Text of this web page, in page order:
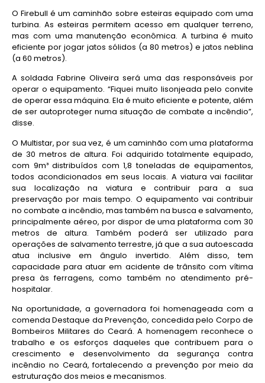
O Firebull é um caminhão sobre esteiras equipado com uma
turbina. As esteiras permitem acesso em qualquer terreno,
mas com uma manutenção econômica. A turbina é muito
eficiente por jogar jatos sólidos (a 80 metros) e jatos neblina
(a 60 metros).
A soldada Fabrine Oliveira será uma das responsáveis por
operar o equipamento. “Fiquei muito lisonjeada pelo convite
de operar essa máquina. Ela é muito eficiente e potente, além
de ser autoproteger numa situação de combate a incêndio”,
disse.
O Multistar, por sua vez, é um caminhão com uma plataforma
de 30 metros de altura. Foi adquirido totalmente equipado,
com 9m³ distribuídos com 1,8 toneladas de equipamentos,
todos acondicionados em seus locais. A viatura vai facilitar
sua localização na viatura e contribuir para a sua
preservação por mais tempo. O equipamento vai contribuir
no combate a incêndio, mas também na busca e salvamento,
principalmente aéreo, por dispor de uma plataforma com 30
metros de altura. Também poderá ser utilizado para
operações de salvamento terrestre, já que a sua autoescada
atua inclusive em ângulo invertido. Além disso, tem
capacidade para atuar em acidente de trânsito com vítima
presa às ferragens, como também no atendimento pré-
hospitalar.
Na oportunidade, a governadora foi homenageada com a
comenda Destaque da Prevenção, concedida pelo Corpo de
Bombeiros Militares do Ceará. A homenagem reconhece o
trabalho e os esforços daqueles que contribuem para o
crescimento e desenvolvimento da segurança contra
incêndio no Ceará, fortalecendo a prevenção por meio da
estruturação dos meios e mecanismos.